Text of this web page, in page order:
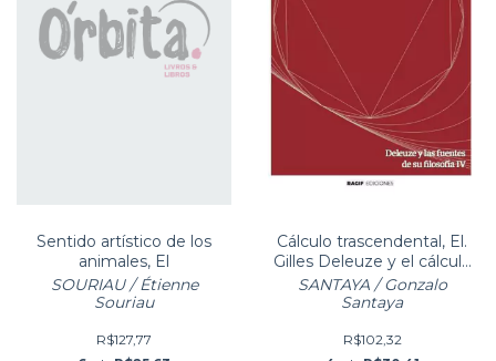
Sentido artístico de los
animales, El
SOURIAU / Étienne
Souriau
R$127,77
Cálculo trascendental, El.
Gilles Deleuze y el cálculo
diferencial: ontolog
SANTAYA / Gonzalo
Santaya
R$102,32